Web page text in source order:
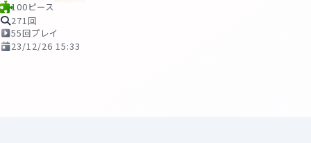
100ピース
271回
55回プレイ
23/12/26 15:33